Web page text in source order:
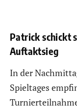
Patrick schickt
Auftaktsieg
In der
Spieltages